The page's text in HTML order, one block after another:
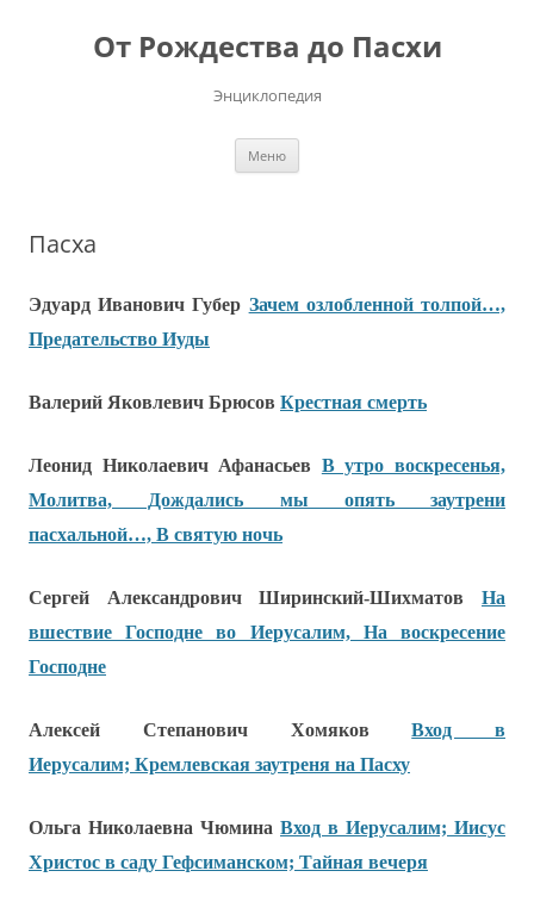
содержимомуОт Рождества до Пасхи
Энциклопедия
Меню
Пасха
Эдуард Иванович Губер Зачем озлобленной толпой…,
Предательство Иуды
Валерий Яковлевич Брюсов Крестная смерть
Леонид Николаевич Афанасьев В утро воскресенья,
Молитва, Дождались мы опять заутрени
пасхальной…, В святую ночь
Сергей Александрович Ширинский-Шихматов На
вшествие Господне во Иерусалим, На воскресение
Господне
Алексей Степанович ХомяковВход в
Иерусалим; Кремлевская заутреня на Пасху
Ольга Николаевна Чюмина Вход в Иерусалим; Иисус
Христос в саду Гефсиманском; Тайная вечеря